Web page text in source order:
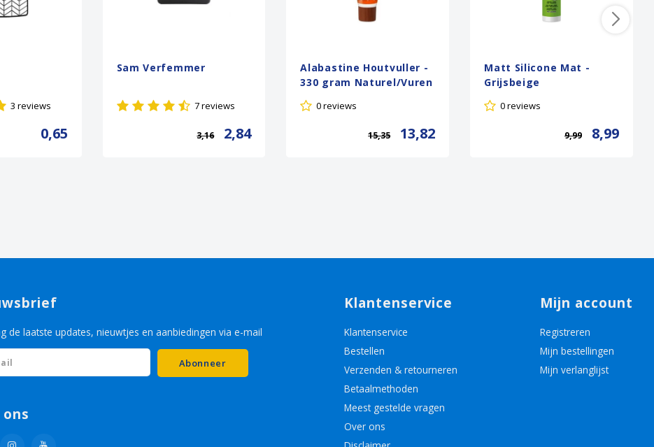
3 reviews
0,65
Sam Verfemmer
7 reviews
3,16 2,84
Alabastine Houtvuller -
330 gram Naturel/Vuren
0 reviews
15,35 13,82
Matt Silicone Mat -
Grijsbeige
0 reviews
9,99 8,99
de laatste updates, nieuwtjes en aanbiedingen via e-mail
Abonneer
Klantenservice
Klantenservice
Bestellen
Verzenden & retourneren
Betaalmethoden
Meest gestelde vragen
Over ons
Mijn account
Registreren
Mijn bestellingen
Mijn verlanglijst